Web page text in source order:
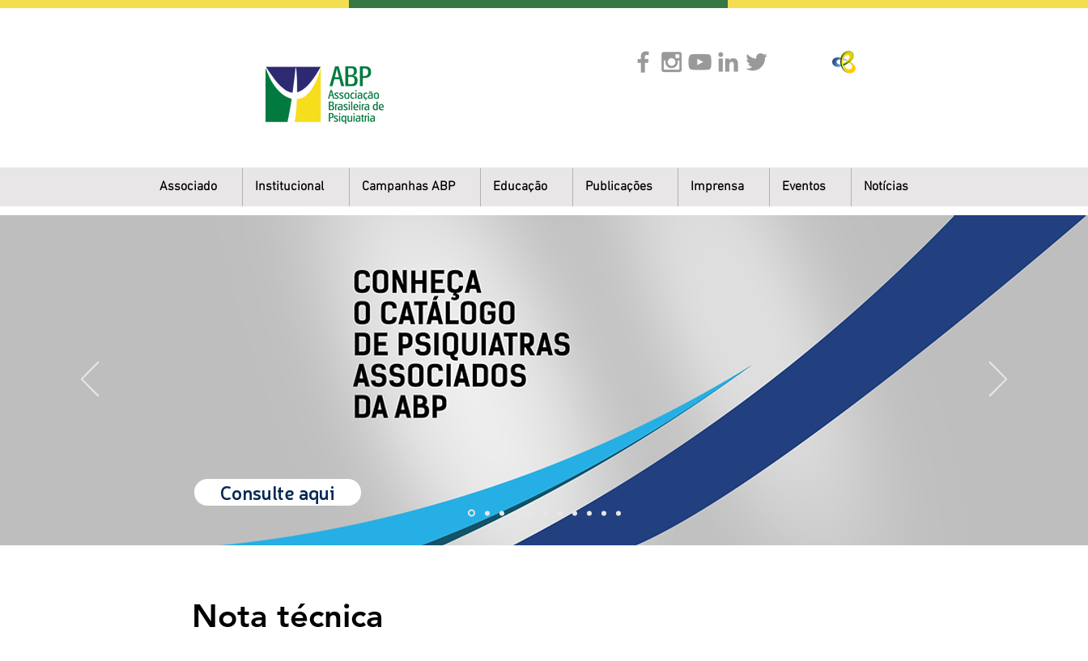
Associado Institucional Campanhas ABP Educação Publicações Imprensa Eventos Notícias
Consulte aqui
Nota técnica